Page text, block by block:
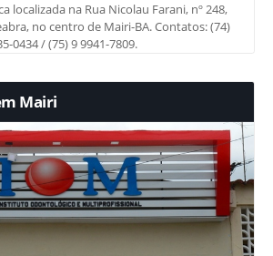
localizada na Rua Nicolau Farani, nº 248,
no centro de Mairi-BA. Contatos: (74)
0434 / (75) 9 9941-7809.
Mairi